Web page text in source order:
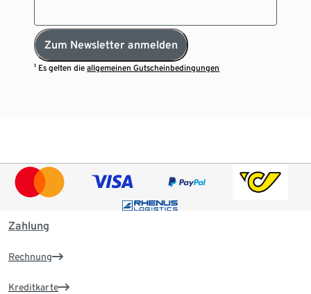
Zum Newsletter anmelden
¹ Es gelten dieallgemeinen Gutscheinbedingungen
Zahlung
Rechnung
Kreditkarte